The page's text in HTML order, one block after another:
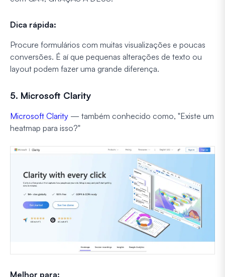
Dica rápida:
Procure formulários com muitas visualizações e poucas
conversões. É aí que pequenas alterações de texto ou
layout podem fazer uma grande diferença.
5. Microsoft Clarity
Microsoft Clarity — também conhecido como, "Existe um
heatmap para isso?"
Melhor para: